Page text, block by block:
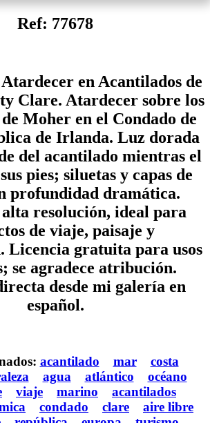
Ref: 77678
en Acantilados de
Clare. Atardecer sobre los
Moher en el Condado de
de Irlanda. Luz dorada
del acantilado mientras el
pies; siluetas y capas de
profundidad dramática.
resolución, ideal para
de viaje, paisaje y
Licencia gratuita para usos
se agradece atribución.
desde mi galería en
español.
acantilado mar
costa
agua atlántico
océano
viaje marino
acantilados
condado clare
aire libre